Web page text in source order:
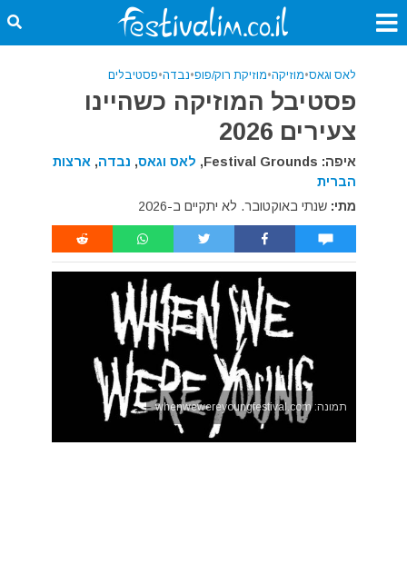
לאס וגאס•מוזיקה•מוזיקת רוק/פופ•נבדה•פסטיבלים
פסטיבל המוזיקה כשהיינו
צעירים 2026
איפה: Festival Grounds, לאס וגאס, נבדה, ארצות
הברית
מתי:שנתי באוקטובר. לא יתקיים ב-2026
תמונה: whenwewereyoungfestival.com